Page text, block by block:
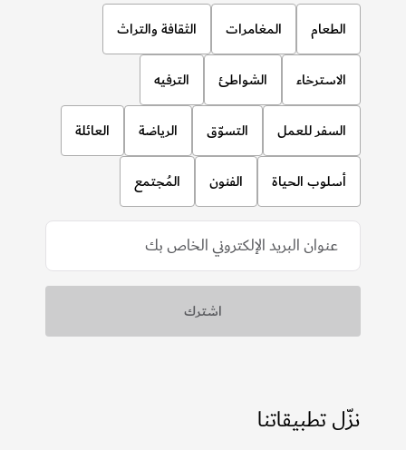
المغامرات الثقافة والتراث
الاسترخاء الشواطئ الترفيه
السفر للعمل التسوّق الرياضة العائلة
أسلوب الحياة الفنون المُجتمع
نزّل تطبيقاتنا